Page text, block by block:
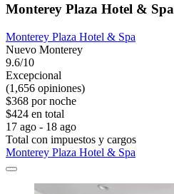
Monterey Plaza Hotel & Spa
Monterey Plaza Hotel & Spa
Nuevo Monterey
9.6/10
Excepcional
(1,656 opiniones)
$368 por noche
$424 en total
17 ago - 18 ago
Total con impuestos y cargos
Monterey Plaza Hotel & Spa